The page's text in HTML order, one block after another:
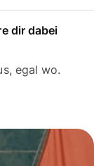
dir dabei
egal wo.